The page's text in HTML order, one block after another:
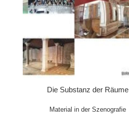
Die Substanz der Räume
Material in der Szenografie